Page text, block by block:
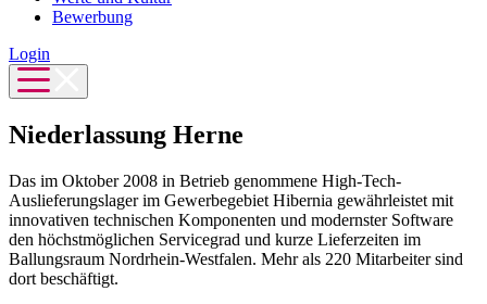
Bewerbung
Login
Niederlassung Herne
Das im Oktober 2008 in Betrieb genommene High-Tech-
Auslieferungslager im Gewerbegebiet Hibernia gewährleistet mit
innovativen technischen Komponenten und modernster Software
den höchstmöglichen Servicegrad und kurze Lieferzeiten im
Ballungsraum Nordrhein-Westfalen. Mehr als 220 Mitarbeiter sind
dort beschäftigt.